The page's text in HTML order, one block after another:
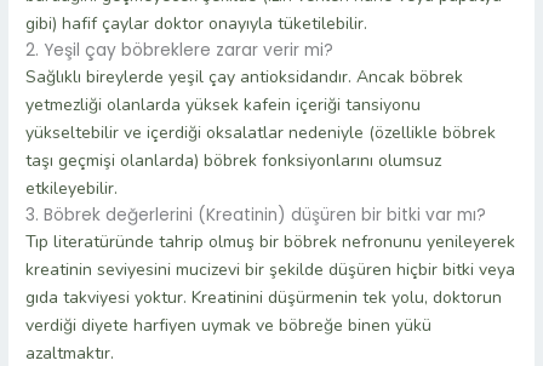
gibi) hafif çaylar doktor onayıyla tüketilebilir.
2. Yeşil çay böbreklere zarar verir mi?
Sağlıklı bireylerde yeşil çay antioksidandır. Ancak böbrek
yetmezliği olanlarda yüksek kafein içeriği tansiyonu
yükseltebilir ve içerdiği oksalatlar nedeniyle (özellikle böbrek
taşı geçmişi olanlarda) böbrek fonksiyonlarını olumsuz
etkileyebilir.
3. Böbrek değerlerini (Kreatinin) düşüren bir bitki var mı?
Tıp literatüründe tahrip olmuş bir böbrek nefronunu yenileyerek
kreatinin seviyesini mucizevi bir şekilde düşüren hiçbir bitki veya
gıda takviyesi yoktur. Kreatinini düşürmenin tek yolu, doktorun
verdiği diyete harfiyen uymak ve böbreğe binen yükü
azaltmaktır.